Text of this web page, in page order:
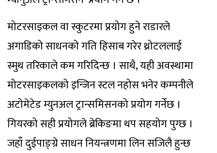
मोटरसाइकल वा स्कुटरमा प्रयोग हुने राडारले
अगाडिको साधनको गति हिसाब गरेर थ्रोटललाई
स्मुथ तरिकाले कम गरिदिन्छ । साथै, यही अवस्थामा
मोटरसाइकलको इन्जिन स्टल नहोस भनेर कम्पनीले
अटोमेटेड म्युनअल ट्रान्समिसनको प्रयोग गर्नेछ ।
गियरको सही प्रयोगले ब्रेकिङमा थप सहयोग पुग्छ ।
जहाँ दुईपाङ्ग्रे साधन नियन्त्रणमा लिन सजिलै हुन्छ